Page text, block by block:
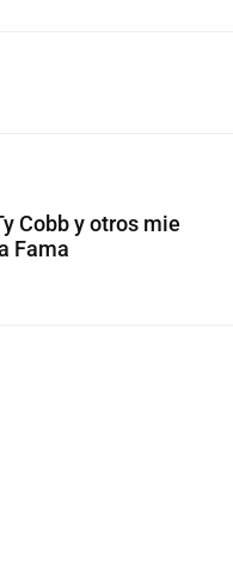
Cobb y otros mie
Fama